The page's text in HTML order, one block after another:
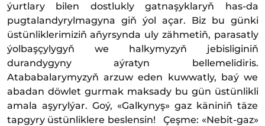
ýurtlary bilen dostlukly gatnaşyklaryň has-da
pugtalandyrylmagyna giň ýol açar. Biz bu günki
üstünliklerimiziň aňyrsynda uly zähmetiň, parasatly
ýolbaşçylygyň we halkymyzyň jebisliginiň
durandygyny aýratyn bellemelidiris.
Atababalarymyzyň arzuw eden kuwwatly, baý we
abadan döwlet gurmak maksady bu gün üstünlikli
amala aşyrylýar. Goý, «Galkynyş» gaz käniniň täze
tapgyry üstünliklere beslensin! Çeşme: «Nebit-gaz»